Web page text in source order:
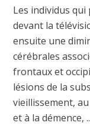
Les individus
devant la
ensuite une
cérébrales
frontaux et
lésions de la
vieillissement,
et à la démence,